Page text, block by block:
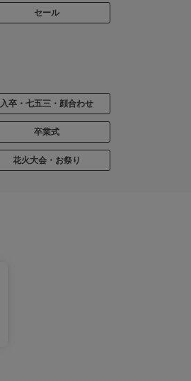
セール
入卒・七五三・顔合わせ
卒業式
花火大会・お祭り